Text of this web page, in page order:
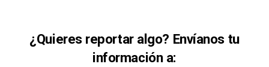
¿Quieres reportar algo? Envíanos tu
información a: